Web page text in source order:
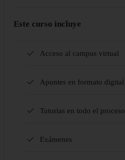
Este curso incluye
Acceso al campus virtual
Apuntes en formato digital
Tutorias en todo el proceso
Exámenes